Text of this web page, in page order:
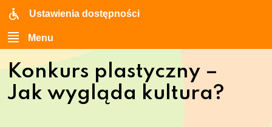
Ustawienia dostępności
Menu
Konkurs plastyczny –
Jak wygląda kultura?